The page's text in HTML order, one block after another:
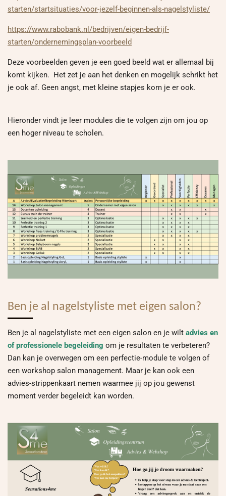
starten/startsituaties/voor-jezelf-beginnen-als-nagelstyliste/
https://www.rabobank.nl/bedrijven/eigen-bedrijf-
starten/ondernemingsplan-voorbeeld
Deze voorbeelden geven je een goed beeld wat er allemaal bij
komt kijken. Het zet je aan het denken en mogelijk schrikt het
je ook af. Geen angst, met kleine stapjes kom je er ook.
Hieronder vindt je leer modules die te volgen zijn om jou op
een hoger niveau te scholen.
Ben je al nagelstyliste met eigen salon?
Ben je al nagelstyliste met een eigen salon en je wilt advies en
of professionele begeleiding om je resultaten te verbeteren?
Dan kan je overwegen om een perfectie-module te volgen of
een workshop salon management. Maar je kan ook een
advies-strippenkaart nemen waarmee jij op jou gewenst
moment verder begeleidt kan worden.